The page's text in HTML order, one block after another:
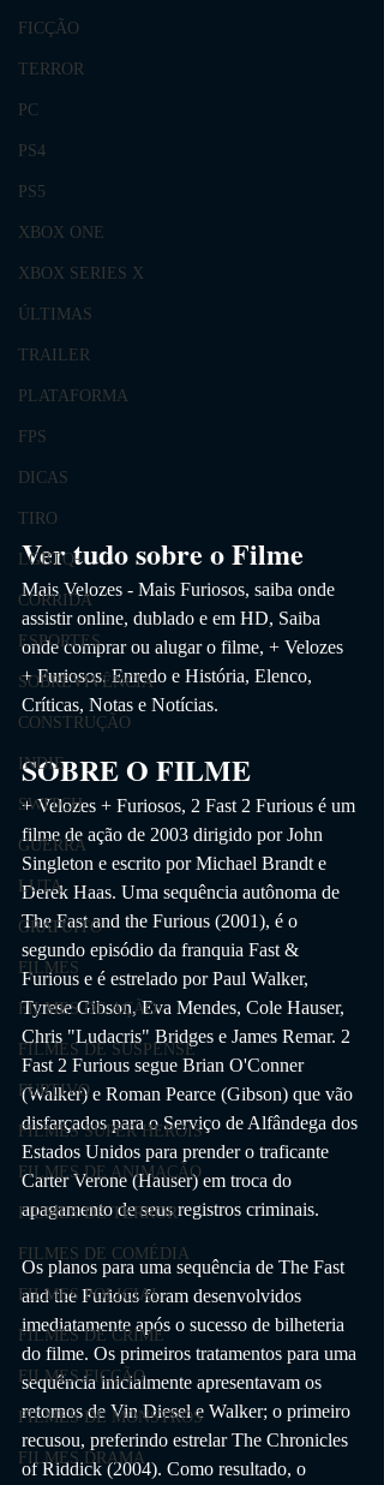
FICÇÃO
TERROR
PC
PS4
PS5
XBOX ONE
XBOX SERIES X
ÚLTIMAS
TRAILER
PLATAFORMA
FPS
DICAS
TIRO
LGBTQ+
CORRIDA
ESPORTES
SOBREVIVÊNCIA
CONSTRUÇÃO
INDIE
SWITCH
GUERRA
LUTA
GRATUITO
FILMES
FILMES DE AÇÃO
FILMES DE SUSPENSE
FURTIVO
FILMES SUPER HERÓIS
FILMES DE ANIMAÇÃO
FILMES DE TERROR
FILMES DE COMÉDIA
FILMES POLICIAL
FILMES DE CRIME
FILMES FICÇÃO
FILMES DE MONSTROS
FILMES DRAMA
Ver tudo sobre o Filme
Mais Velozes - Mais Furiosos, saiba onde
assistir online, dublado e em HD, Saiba
onde comprar ou alugar o filme, + Velozes
+ Furiosos. Enredo e História, Elenco,
Críticas, Notas e Notícias.
SOBRE O FILME
+ Velozes + Furiosos, 2 Fast 2 Furious é um
filme de ação de 2003 dirigido por John
Singleton e escrito por Michael Brandt e
Derek Haas. Uma sequência autônoma de
The Fast and the Furious (2001), é o
segundo episódio da franquia Fast &
Furious e é estrelado por Paul Walker,
Tyrese Gibson, Eva Mendes, Cole Hauser,
Chris "Ludacris" Bridges e James Remar. 2
Fast 2 Furious segue Brian O'Conner
(Walker) e Roman Pearce (Gibson) que vão
disfarçados para o Serviço de Alfândega dos
Estados Unidos para prender o traficante
Carter Verone (Hauser) em troca do
apagamento de seus registros criminais.
Os planos para uma sequência de The Fast
and the Furious foram desenvolvidos
imediatamente após o sucesso de bilheteria
do filme. Os primeiros tratamentos para uma
sequência inicialmente apresentavam os
retornos de Vin Diesel e Walker; o primeiro
recusou, preferindo estrelar The Chronicles
of Riddick (2004). Como resultado, o